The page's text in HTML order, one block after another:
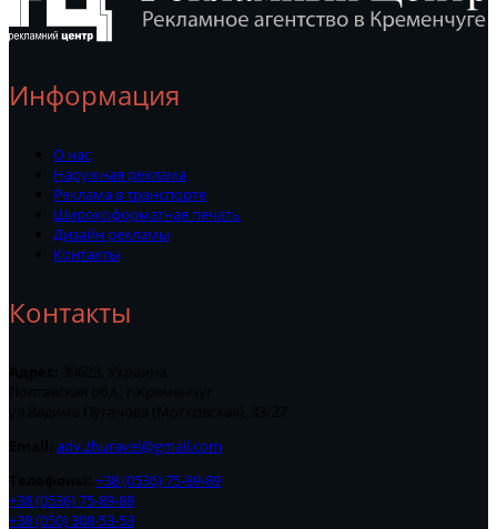
Информация
О нас
Наружная реклама
Реклама в транспорте
Широкоформатная печать
Дизайн рекламы
Контакты
Контакты
adv.zhuravel@gmail.com
+38 (0536) 75-89-89
+38 (0536) 75-89-88
+38 (050) 308-53-53